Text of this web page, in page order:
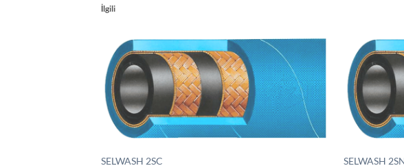
İlgili
SELWASH 2SC SELWASH